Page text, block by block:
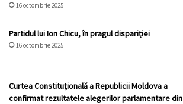
16 octombrie 2025
Partidul lui Ion Chicu, în pragul dispariției
16 octombrie 2025
Curtea Constituţională a Republicii Moldova a
confirmat rezultatele alegerilor parlamentare din